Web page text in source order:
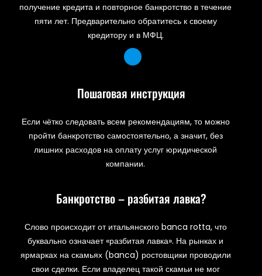
получение кредита и повторное банкротство в течение
пяти лет. Предварительно обратитесь к своему
кредитору и в МФЦ.
Пошаговая инструкция
Если чётко следовать всем рекомендациям, то можно
пройти банкротство самостоятельно, а значит, без
лишних расходов на оплату услуг юридической
компании.
Банкротство – разбитая лавка?
Слово происходит от итальянского banca rotta, что
буквально означает «разбитая лавка». На рынках и
ярмарках на скамьях (banca) ростовщики проводили
свои сделки. Если владелец такой скамьи не мог